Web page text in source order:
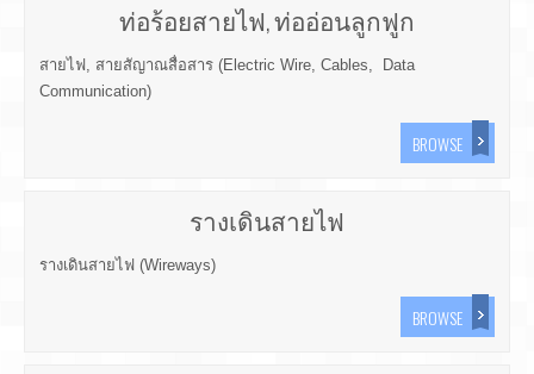
ท่อร้อยสายไฟ, ท่ออ่อนลูกฟูก
สายไฟ, สายสัญาณสื่อสาร (Electric Wire, Cables, Data
Communication)
BROWSE
รางเดินสายไฟ
รางเดินสายไฟ (Wireways)
BROWSE